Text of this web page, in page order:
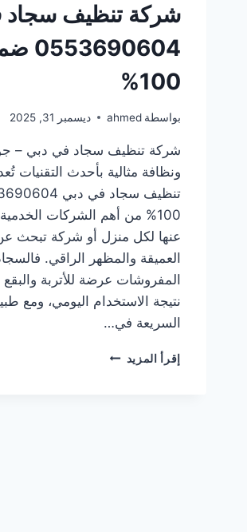
شركة تنظيف سجاد
100%
بواسطة ahmed ديسمبر 31, 2025
شركة تنظيف سجاد في دبي –
ونظافة مثالية بأحدث التقنيات
100% من أهم الشركات
عنها لكل منزل أو شركة تبحث
العميقة والمظهر الراقي.
المفروشات عرضة للأتربة والبقع
نتيجة الاستخدام اليومي، ومع
السريعة في…
إقرأ المزيد شركة